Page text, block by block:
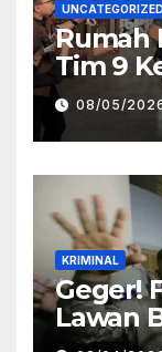
UNCATEGORIZED
Rumah
Tim 9
Balik
08/05/
KRIMINAL
Geger!
Lawan
dan